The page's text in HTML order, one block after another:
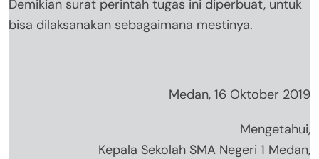
Demikian surat perintah tugas ini diperbuat, untuk
bisa dilaksanakan sebagaimana mestinya.
Medan, 16 Oktober 2019
Mengetahui,
Kepala Sekolah SMA Negeri 1 Medan,